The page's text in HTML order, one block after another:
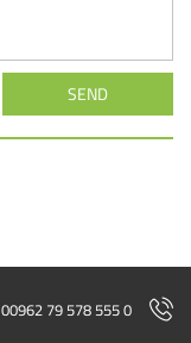
SEND
00962 79 578 555 0